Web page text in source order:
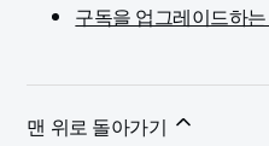
구독을 업그레이드하
맨 위로 돌아가기